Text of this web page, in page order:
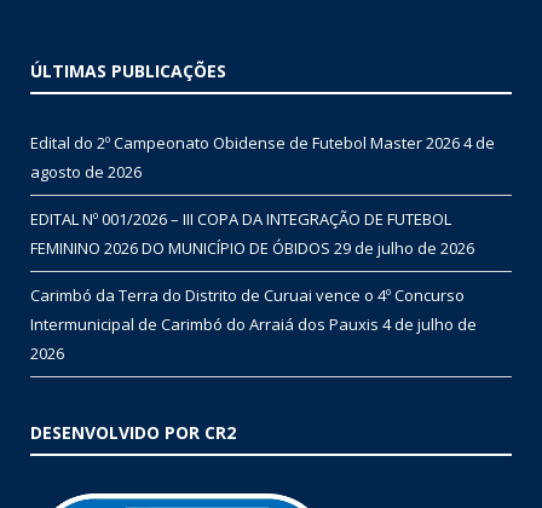
ÚLTIMAS PUBLICAÇÕES
Edital do 2º Campeonato Obidense de Futebol Master 20264 de
agosto de 2026
EDITAL Nº 001/2026 – III COPA DA INTEGRAÇÃO DE FUTEBOL
FEMININO 2026 DO MUNICÍPIO DE ÓBIDOS 29 de julho de 2026
Carimbó da Terra do Distrito de Curuai vence o 4º Concurso
Intermunicipal de Carimbó do Arraiá dos Pauxis 4 de julho de
2026
DESENVOLVIDO POR CR2